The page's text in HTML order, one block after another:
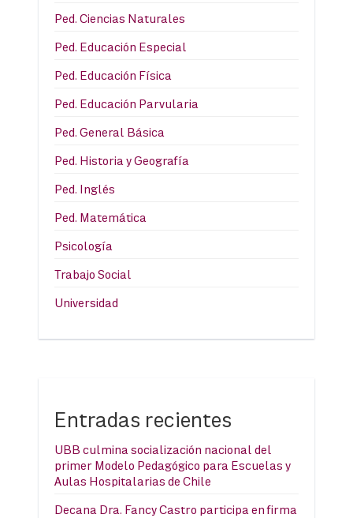
Ped. Ciencias Naturales
Ped. Educación Especial
Ped. Educación Física
Ped. Educación Parvularia
Ped. General Básica
Ped. Historia y Geografía
Ped. Inglés
Ped. Matemática
Psicología
Trabajo Social
Universidad
Entradas recientes
UBB culmina socialización nacional del
primer Modelo Pedagógico para Escuelas y
Aulas Hospitalarias de Chile
Decana Dra. Fancy Castro participa en firma